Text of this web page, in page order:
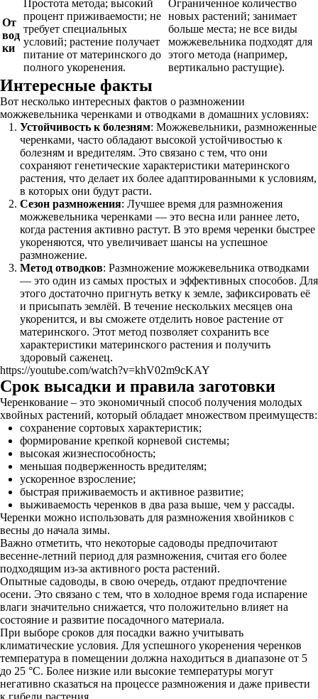
От
вод
ки
Простота метода; высокий
процент приживаемости; не
требует специальных
условий; растение получает
питание от материнского до
полного укоренения.
Ограниченное количество
новых растений; занимает
больше места; не все виды
можжевельника подходят для
этого метода (например,
вертикально растущие).
Интересные факты
Вот несколько интересных фактов о размножении
можжевельника черенками и отводками в домашних условиях:
Устойчивость к болезням: Можжевельники, размноженные
черенками, часто обладают высокой устойчивостью к
болезням и вредителям. Это связано с тем, что они
сохраняют генетические характеристики материнского
растения, что делает их более адаптированными к условиям,
в которых они будут расти.
Сезон размножения: Лучшее время для размножения
можжевельника черенками — это весна или раннее лето,
когда растения активно растут. В это время черенки быстрее
укореняются, что увеличивает шансы на успешное
размножение.
Метод отводков: Размножение можжевельника отводками
— это один из самых простых и эффективных способов. Для
этого достаточно пригнуть ветку к земле, зафиксировать её
и присыпать землёй. В течение нескольких месяцев она
укоренится, и вы сможете отделить новое растение от
материнского. Этот метод позволяет сохранить все
характеристики материнского растения и получить
здоровый саженец.
https://youtube.com/watch?v=khV02m9cKAY
Срок высадки и правила заготовки
Черенкование – это экономичный способ получения молодых
хвойных растений, который обладает множеством преимуществ:
сохранение сортовых характеристик;
формирование крепкой корневой системы;
высокая жизнеспособность;
меньшая подверженность вредителям;
ускоренное взросление;
быстрая приживаемость и активное развитие;
выживаемость черенков в два раза выше, чем у рассады.
Черенки можно использовать для размножения хвойников с
весны до начала зимы.
Важно отметить, что некоторые садоводы предпочитают
весенне-летний период для размножения, считая его более
подходящим из-за активного роста растений.
Опытные садоводы, в свою очередь, отдают предпочтение
осени. Это связано с тем, что в холодное время года испарение
влаги значительно снижается, что положительно влияет на
состояние и развитие посадочного материала.
При выборе сроков для посадки важно учитывать
климатические условия. Для успешного укоренения черенков
температура в помещении должна находиться в диапазоне от 5
до 25 °C. Более низкие или высокие температуры могут
негативно сказаться на процессе размножения и даже привести
к гибели растения.